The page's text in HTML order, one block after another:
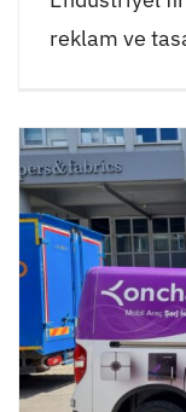
reklam ve